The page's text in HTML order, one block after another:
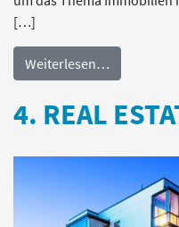
[…]
Weiterlesen…
4. REAL